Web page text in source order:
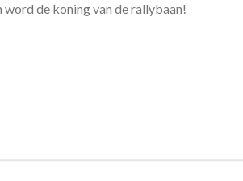
word de koning van de rallybaan!